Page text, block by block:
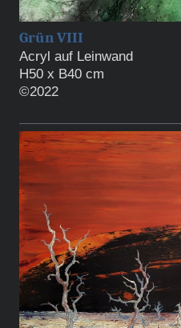
Grün VIII
Acryl auf Leinwand
H50 x B40 cm
©2022